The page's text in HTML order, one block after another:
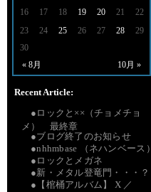
« 8月 10月 »
16
17 18 19 20 21
22
23
24 25 26 27 28
29
30
Recent Article:
●ロックと××（チョメチョ
メ） 最終章
●ブログ終了のお知らせ
●nhhmbase （ネハンベース）
●ロックとメガネ
●新・メタル登竜門・・・？
●【棺桶アルバム】 X ／